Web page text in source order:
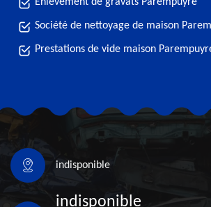
Société de nettoyage de maison
Prestations de vide maison
indisponible
indisponible